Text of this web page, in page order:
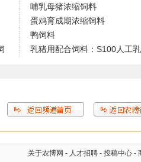
哺乳母猪浓缩饲料
蛋鸡育成期浓缩饲料
鸭饲料
乳猪用配合饲料：S100人工乳
关于农博网 - 人才招聘 - 投稿中心 -